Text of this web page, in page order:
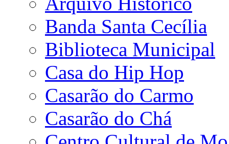
Banda Santa Cecília
Biblioteca Municipal
Casa do Hip Hop
Casarão do Carmo
Casarão do Chá